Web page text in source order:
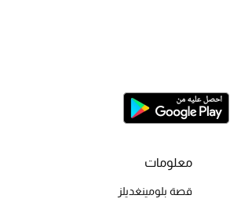
الحقائب
معلومات
قصة بلومينغديلز